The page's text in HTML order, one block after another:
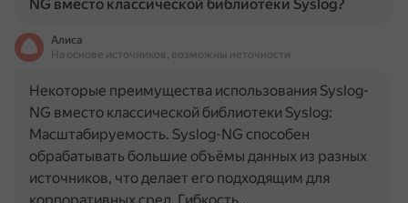
NG вместо классической библиотеки Syslog?
Алиса
На основе источников, возможны неточности
Некоторые преимущества использования Syslog-
NG вместо классической библиотеки Syslog:
Масштабируемость. Syslog-NG способен
обрабатывать большие объёмы данных из разных
источников, что делает его подходящим для